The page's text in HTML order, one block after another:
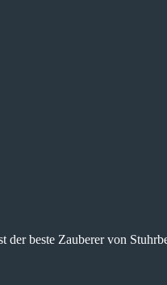
beste Zauberer von